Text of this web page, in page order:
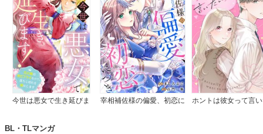
今世は悪女で生き延びま
します～
宰相補佐様の偏愛、初恋に
ホントは彼女って言
BL・TLマンガ